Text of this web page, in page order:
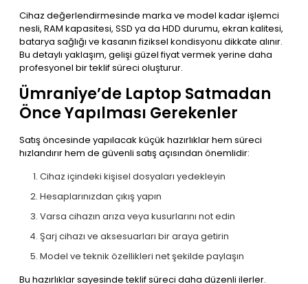
Cihaz değerlendirmesinde marka ve model kadar işlemci
nesli, RAM kapasitesi, SSD ya da HDD durumu, ekran kalitesi,
batarya sağlığı ve kasanın fiziksel kondisyonu dikkate alınır.
Bu detaylı yaklaşım, gelişi güzel fiyat vermek yerine daha
profesyonel bir teklif süreci oluşturur.
Ümraniye’de Laptop Satmadan
Önce Yapılması Gerekenler
Satış öncesinde yapılacak küçük hazırlıklar hem süreci
hızlandırır hem de güvenli satış açısından önemlidir:
Cihaz içindeki kişisel dosyaları yedekleyin
Hesaplarınızdan çıkış yapın
Varsa cihazın arıza veya kusurlarını not edin
Şarj cihazı ve aksesuarları bir araya getirin
Model ve teknik özellikleri net şekilde paylaşın
Bu hazırlıklar sayesinde teklif süreci daha düzenli ilerler.